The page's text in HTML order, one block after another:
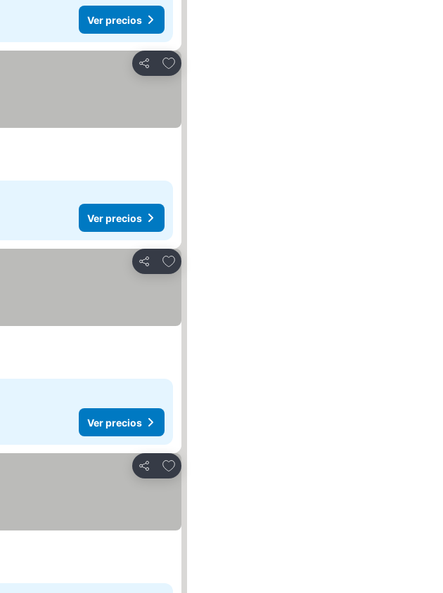
Ver precios
Compartir
Agregar a favoritos
Ver precios
Compartir
Agregar a favoritos
Ver precios
Compartir
Agregar a favoritos